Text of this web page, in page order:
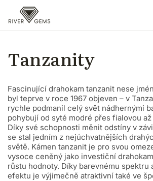
Tanzanity
Fascinující drahokam tanzanit nese
byl teprve v roce 1967 objeven – v
rychle podmanil celý svět nádhernými
pohybují od syté modré přes fialovou
Díky své schopnosti měnit odstíny v
se stal jedním z nejúchvatnějších
světě. Kámen tanzanit je pro svou
vysoce ceněný jako investiční
růstu hodnoty. Díky barevnému spektru
efektu je výjimečně atraktivní také ve